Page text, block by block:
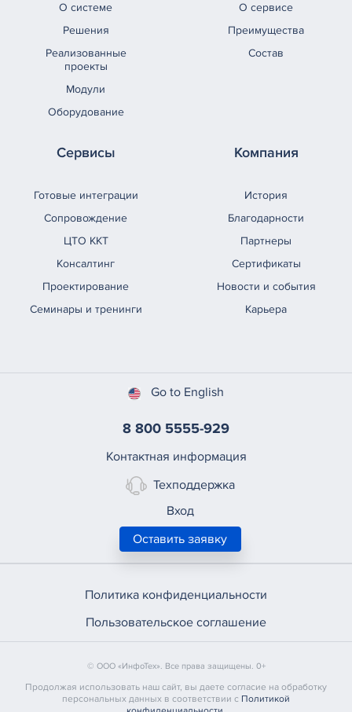
О системе
Решения
Реализованные
проекты
Модули
Оборудование
О сервисе
Преимущества
Состав
Сервисы
Готовые интеграции
Сопровождение
ЦТО ККТ
Консалтинг
Проектирование
Семинары и тренинги
Компания
История
Благодарности
Партнеры
Сертификаты
Новости и события
Карьера
Go to English
8 800 5555-929
Контактная информация
Техподдержка
Вход
Оставить заявку
Политика конфиденциальности
Пользовательское соглашение
© ООО «ИнфоТех». Все права защищены. 0+
Продолжая использовать наш сайт, вы даете согласие на обработку
персональных данных в соответствии с Политикой